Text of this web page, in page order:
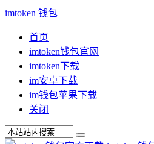
imtoken 钱包
首页
imtoken钱包官网
imtoken下载
im安卓下载
im钱包苹果下载
关闭